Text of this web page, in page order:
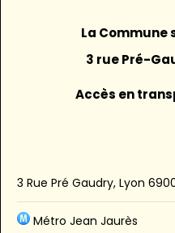
La Commune
3 rue Pré-
Accès en
3 Rue Pré Gaudry, Lyon
Métro Jean Jaurès